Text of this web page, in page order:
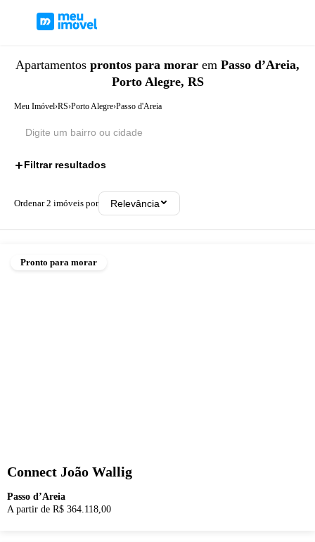
Apartamentos prontos para morar em Passo d’Areia,
Porto Alegre, RS
Meu Imóvel›RS›Porto Alegre›Passo d'Areia
Filtrar resultados
Ordenar2 imóveis por Relevância
Pronto para morar
Connect João Wallig
Passo d’Areia
A partir de R$ 364.118,00